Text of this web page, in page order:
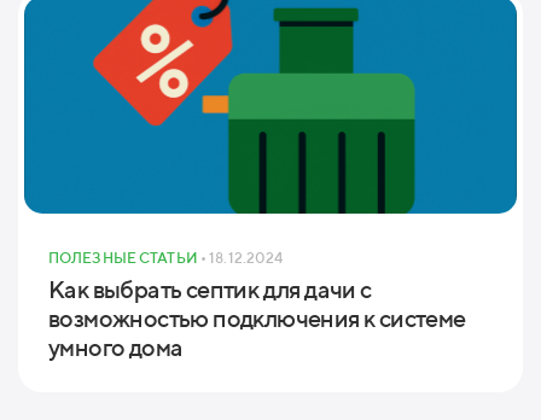
ПОЛЕЗНЫЕ СТАТЬИ • 18.12.2024
Как выбрать септик для дачи с
возможностью подключения к системе
умного дома